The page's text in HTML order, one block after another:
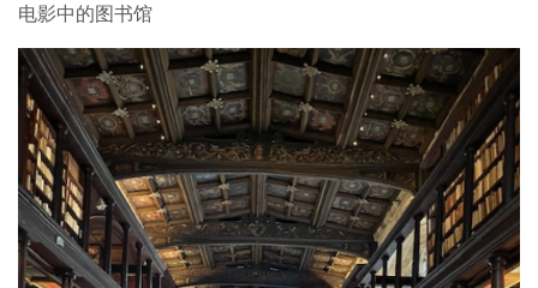
电影中的图书馆